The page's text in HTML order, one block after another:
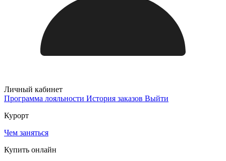
Личный кабинет
Программа лояльности История заказов Выйти
Курорт
Чем заняться
Купить онлайн